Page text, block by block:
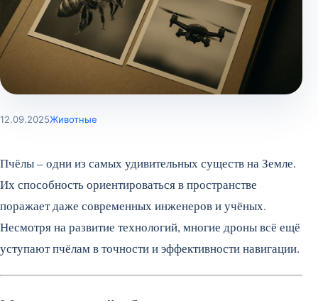
12.09.2025Животные
Пчёлы – одни из самых удивительных существ на Земле.
Их способность ориентироваться в пространстве
поражает даже современных инженеров и учёных.
Несмотря на развитие технологий, многие дроны всё ещё
уступают пчёлам в точности и эффективности навигации.